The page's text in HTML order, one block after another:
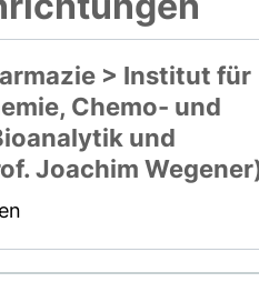
> Institut für
Chemo- und
und
Joachim